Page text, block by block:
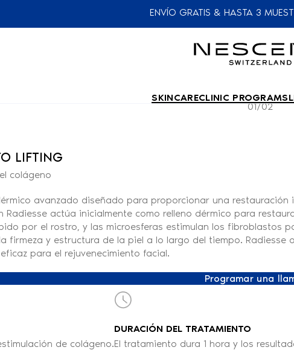
ENVÍO GRATIS & HASTA 3
SKINCARECLINIC PROGRAMS
01/02
LIFTING
colágeno
avanzado diseñado para proporcionar una
Radiesse actúa inicialmente como relleno dérmico para
por el rostro, y las microesferas estimulan los fibroblastos
firmeza y estructura de la piel a lo largo del tiempo.
para el rejuvenecimiento facial.
Programar una
de colágeno.
DURACIÓN DEL TRATAMIENTO
El tratamiento dura 1 hora y los